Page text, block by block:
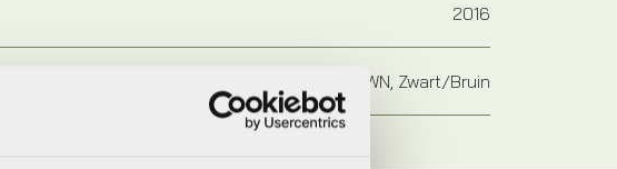
2016
BLACK/BROWN, Zwart/Bruin